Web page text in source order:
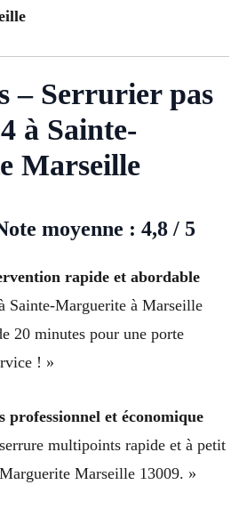
– Serrurier pas
à Sainte-
Marseille
moyenne : 4,8 / 5
rapide et abordable
Sainte-Marguerite à Marseille
20 minutes pour une porte
! »
professionnel et économique
multipoints rapide et à petit
Marseille 13009. »